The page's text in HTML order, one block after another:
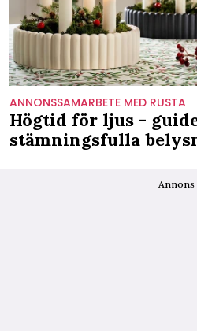
ANNONSSAMARBETE MED RUSTA
Högtid för ljus -
stämningsfulla
Annons